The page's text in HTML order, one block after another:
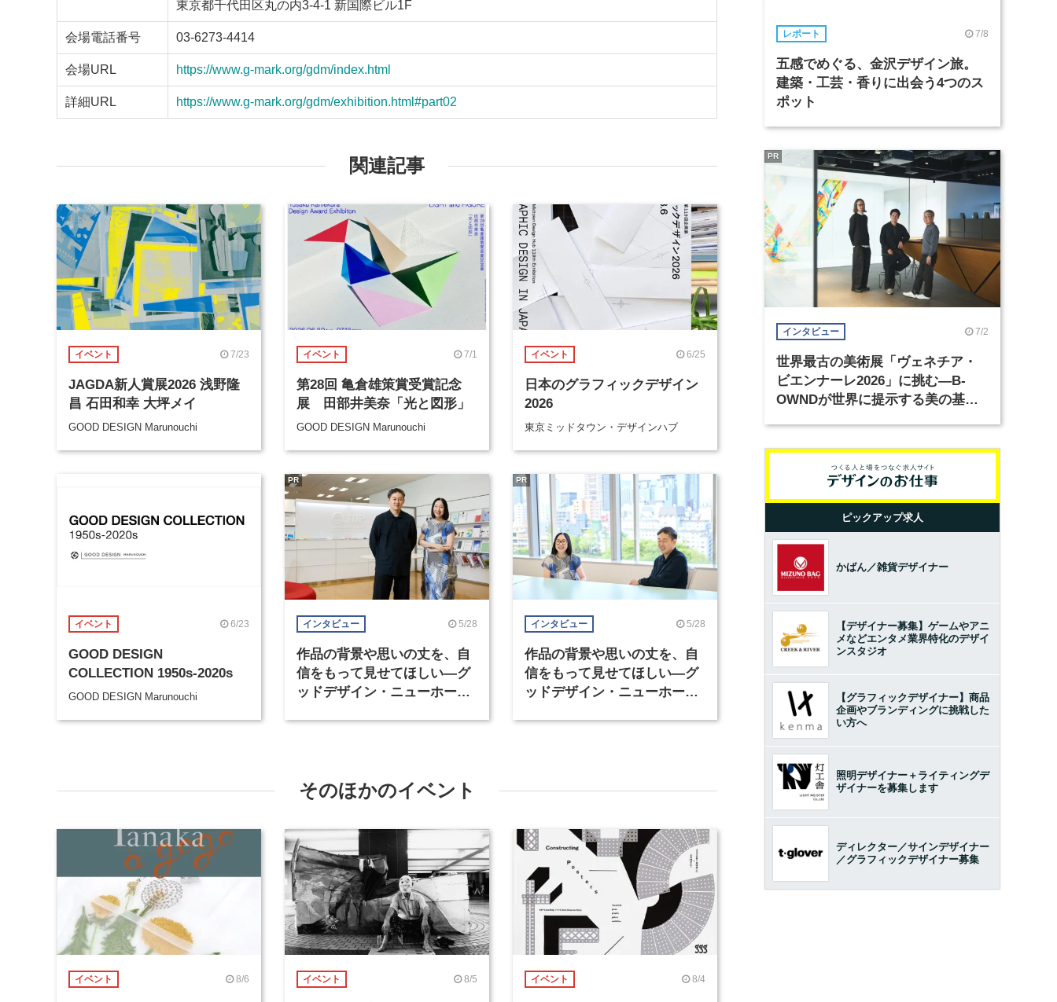
東京都千代田区丸の内3-4-1 新国際ビル1F
会場電話番号 03-6273-4414
会場URL https://www.g-mark.org/gdm/index.html
詳細URL https://www.g-mark.org/gdm/exhibition.html#part02
関連記事
イベント 7/23
JAGDA新人賞展2026 浅野隆
昌 石田和幸 大坪メイ
GOOD DESIGN Marunouchi
イベント 7/1
第28回 亀倉雄策賞受賞記念
展 田部井美奈「光と図形」
GOOD DESIGN Marunouchi
イベント 6/25
日本のグラフィックデザイン
2026
東京ミッドタウン・デザインハブ
イベント 6/23
GOOD DESIGN
COLLECTION 1950s-2020s
GOOD DESIGN Marunouchi
インタビュー 5/28
作品の背景や思いの丈を、自
信をもって見せてほしい―グ
ッドデザイン・ニューホープ
PR
インタビュー 5/28
作品の背景や思いの丈を、自
信をもって見せてほしい―グ
ッドデザイン・ニューホープ
PR
そのほかのイベント
イベント 8/6 イベント 8/5 イベント 8/4
レポート 7/8
五感でめぐる、金沢デザイン旅。
建築・工芸・香りに出会う4つのス
ポット
インタビュー 7/2
世界最古の美術展「ヴェネチア・
ビエンナーレ2026」に挑む―B-
OWNDが世界に提示する美の基準
PR
ピックアップ求人
かばん／雑貨デザイナー
【デザイナー募集】ゲームやアニ
メなどエンタメ業界特化のデザイ
ンスタジオ
【グラフィックデザイナー】商品
企画やブランディングに挑戦した
い方へ
照明デザイナー＋ライティングデ
ザイナーを募集します
ディレクター／サインデザイナー
／グラフィックデザイナー募集